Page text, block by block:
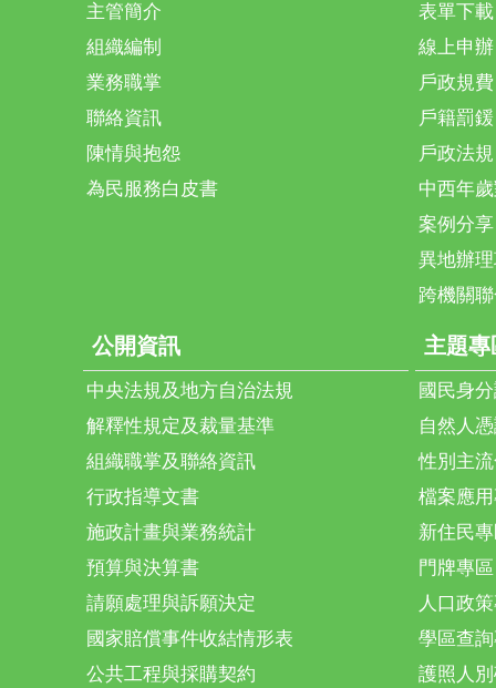
主管簡介
組織編制
業務職掌
聯絡資訊
陳情與抱怨
為民服務白皮書
表單下載
線上申辦
戶政規費
戶籍罰鍰
戶政法規
中西年
案例分享
異地辦
跨機關
公開資訊
中央法規及地方自治法規
解釋性規定及裁量基準
組織職掌及聯絡資訊
行政指導文書
施政計畫與業務統計
預算與決算書
請願處理與訴願決定
國家賠償事件收結情形表
公共工程與採購契約
主題專
國民身
自然人
性別主
檔案應
新住民
門牌專區
人口政
學區查
護照人